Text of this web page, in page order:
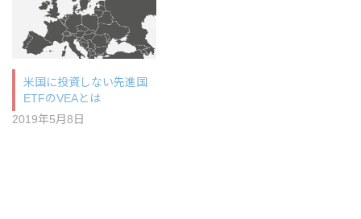
米国に投資しない先進国
ETFのVEAとは
2019年5月8日